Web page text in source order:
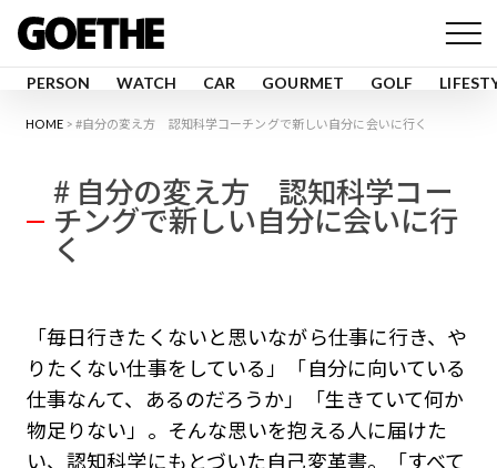
PERSON WATCH CAR GOURMET GOLF
HOME #自分の変え方 認知科学コーチングで新しい自分に会いに行く
# 自分の変え方 認知科学コー
チングで新しい自分に会いに行
く
「毎日行きたくないと思いながら仕事に行き、や
りたくない仕事をしている」「自分に向いている
仕事なんて、あるのだろうか」「生きていて何か
物足りない」。そんな思いを抱える人に届けた
い、認知科学にもとづいた自己変革書。「すべて